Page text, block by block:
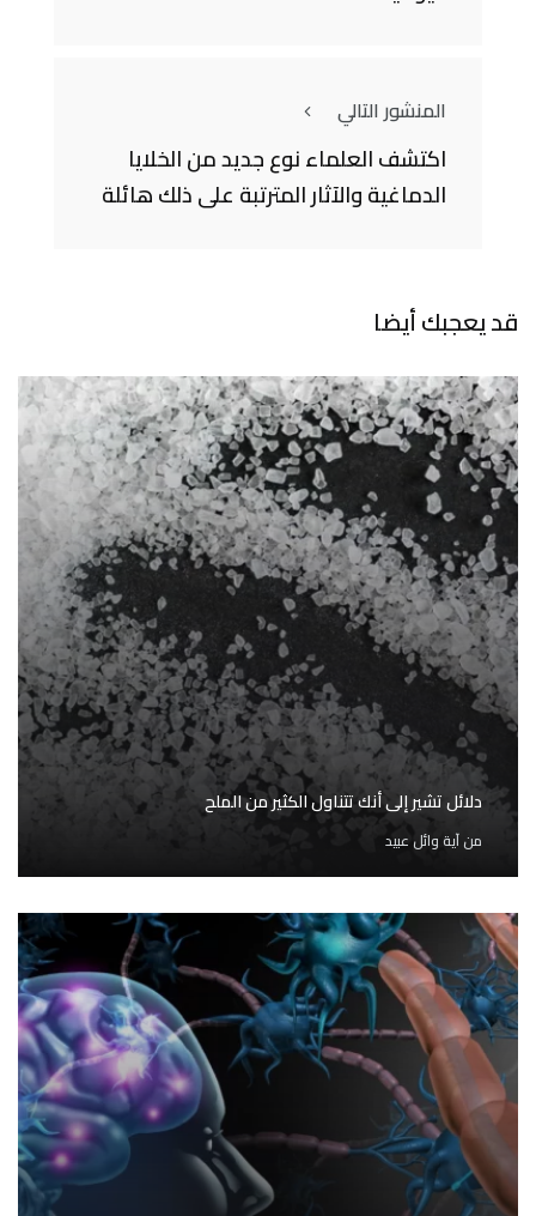
المنشور التالي
اكتشف العلماء نوع جديد من الخلايا
الدماغية والآثار المترتبة على ذلك هائلة
قد يعجبك أيضا
دلائل تشير إلى أنك تتناول الكثير من الملح
منآية وائل عبيد